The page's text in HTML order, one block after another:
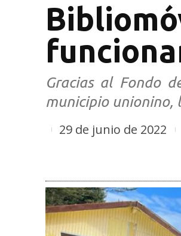
Gracias al Fondo
municipio unionino,
29 de junio de 2022